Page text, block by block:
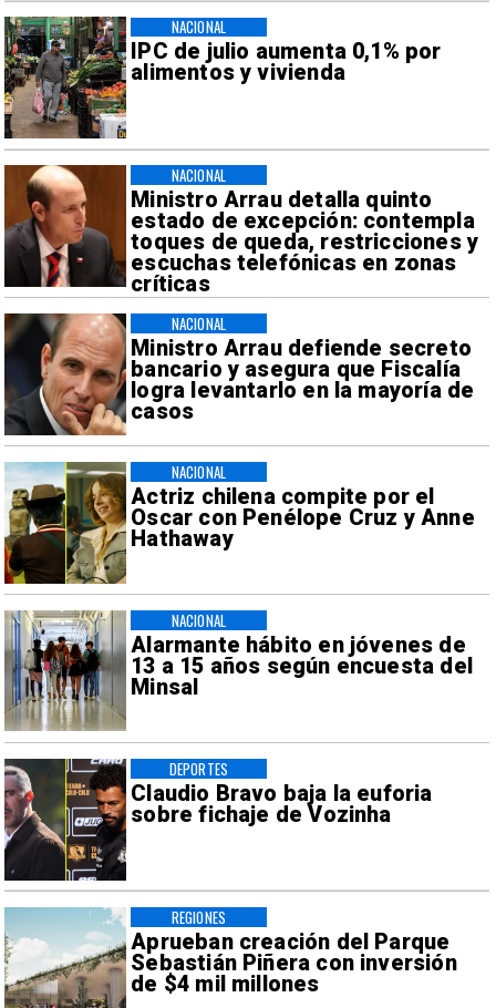
IPC de julio aumenta 0,1% por
alimentos y vivienda
NACIONAL
Ministro Arrau detalla quinto
estado de excepción: contempla
toques de queda, restricciones y
escuchas telefónicas en zonas
críticas
NACIONAL
Ministro Arrau defiende secreto
bancario y asegura que Fiscalía
logra levantarlo en la mayoría de
casos
NACIONAL
Actriz chilena compite por el
Oscar con Penélope Cruz y Anne
Hathaway
NACIONAL
Alarmante hábito en jóvenes de
13 a 15 años según encuesta del
Minsal
NACIONAL
Claudio Bravo baja la euforia
sobre fichaje de Vozinha
DEPORTES
Aprueban creación del Parque
Sebastián Piñera con inversión
de $4 mil millones
REGIONES